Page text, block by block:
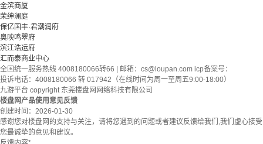
金滨商厦
荣绅澜庭
保亿国丰·君潮润府
奥映鸣翠府
滨江浩运府
汇而泰商业中心
全国统一服务热线 4008180066转66 | 邮箱： cs@loupan.com icp备案号：
投诉电话：4008180066 转 017942（在线时间为周一至周五9:00-18:00）
九游平台 copyright 东莞楼盘网网络科技有限公司
楼盘网产品使用意见反馈
创建时间： 2026-01-30
感谢您对楼盘网的支持与关注，请将您遇到的问题或者建议反馈给我们,我们虚心接受
您最诚挚的意见和建议。